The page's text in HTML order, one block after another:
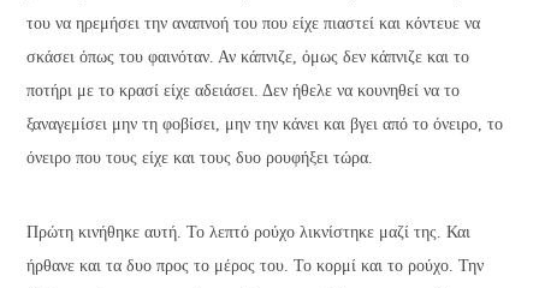
του να ηρεμήσει την αναπνοή του που είχε πιαστεί και κόντευε να
σκάσει όπως του φαινόταν. Αν κάπνιζε, όμως δεν κάπνιζε και το
ποτήρι με το κρασί είχε αδειάσει. Δεν ήθελε να κουνηθεί να το
ξαναγεμίσει μην τη φοβίσει, μην την κάνει και βγει από το όνειρο, το
όνειρο που τους είχε και τους δυο ρουφήξει τώρα.
Πρώτη κινήθηκε αυτή. Το λεπτό ρούχο λικνίστηκε μαζί της. Και
ήρθανε και τα δυο προς το μέρος του. Το κορμί και το ρούχο. Την